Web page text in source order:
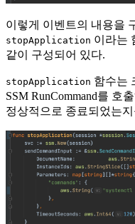
이렇게 이벤트의 내용을
stopApplication 이라는
같이 구성되어 있다.
stopApplication 함수는
SSM RunCommand를 호
정상적으로 종료되었는